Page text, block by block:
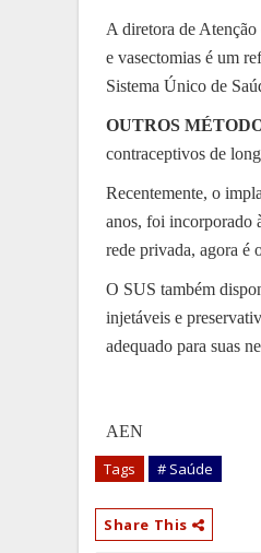
A diretora de
e vasectomias é um
Sistema Único de
OUTROS
contraceptivos de
Recentemente, o
anos, foi incorporado
rede privada, agora é
O SUS também
injetáveis e
adequado para suas
AEN
Tags # Saúde
Share This